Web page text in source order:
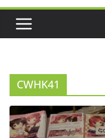
CWHK41